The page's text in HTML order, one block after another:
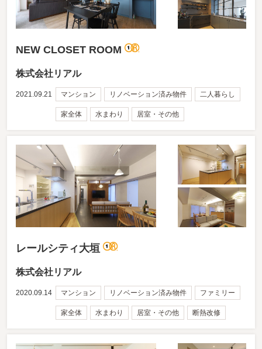
NEW CLOSET ROOM
株式会社リアル
2021.09.21 マンション リノベーション済み物件 二人暮らし
家全体 水まわり 居室・その他
レールシティ大垣
株式会社リアル
2020.09.14 マンション リノベーション済み物件 ファミリー
家全体 水まわり 居室・その他 断熱改修